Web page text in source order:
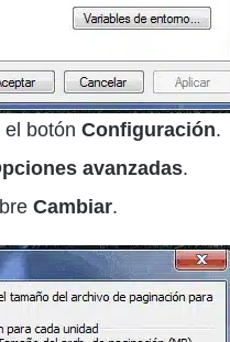
el botón Configuración.
avanzadas.
Cambiar.